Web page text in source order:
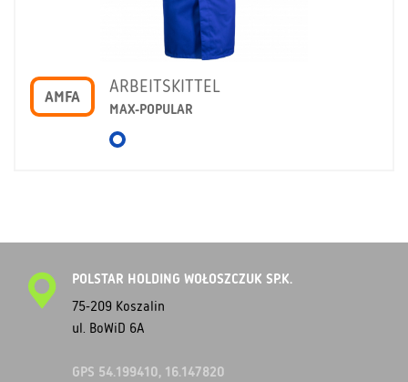
AMFA
ARBEITSKITTEL
MAX-POPULAR
POLSTAR HOLDING WOŁOSZCZUK SP.K.
75-209 Koszalin
ul. BoWiD 6A
GPS 54.199410, 16.147820